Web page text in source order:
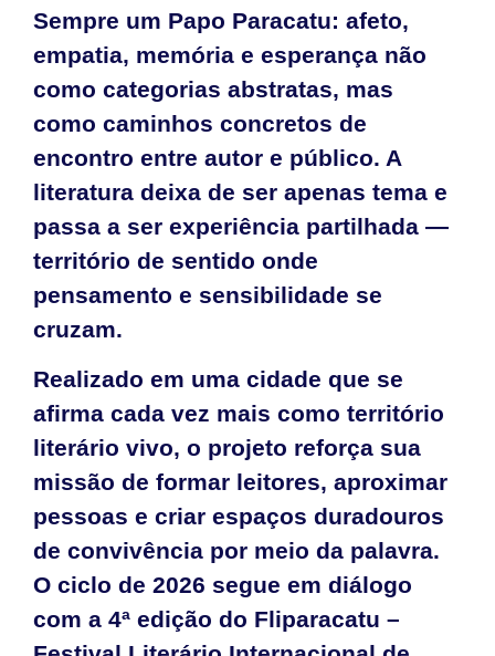
Sempre um Papo Paracatu: afeto,
empatia, memória e esperança não
como categorias abstratas, mas
como caminhos concretos de
encontro entre autor e público. A
literatura deixa de ser apenas tema e
passa a ser experiência partilhada —
território de sentido onde
pensamento e sensibilidade se
cruzam.
Realizado em uma cidade que se
afirma cada vez mais como território
literário vivo, o projeto reforça sua
missão de formar leitores, aproximar
pessoas e criar espaços duradouros
de convivência por meio da palavra.
O ciclo de 2026 segue em diálogo
com a 4ª edição do Fliparacatu –